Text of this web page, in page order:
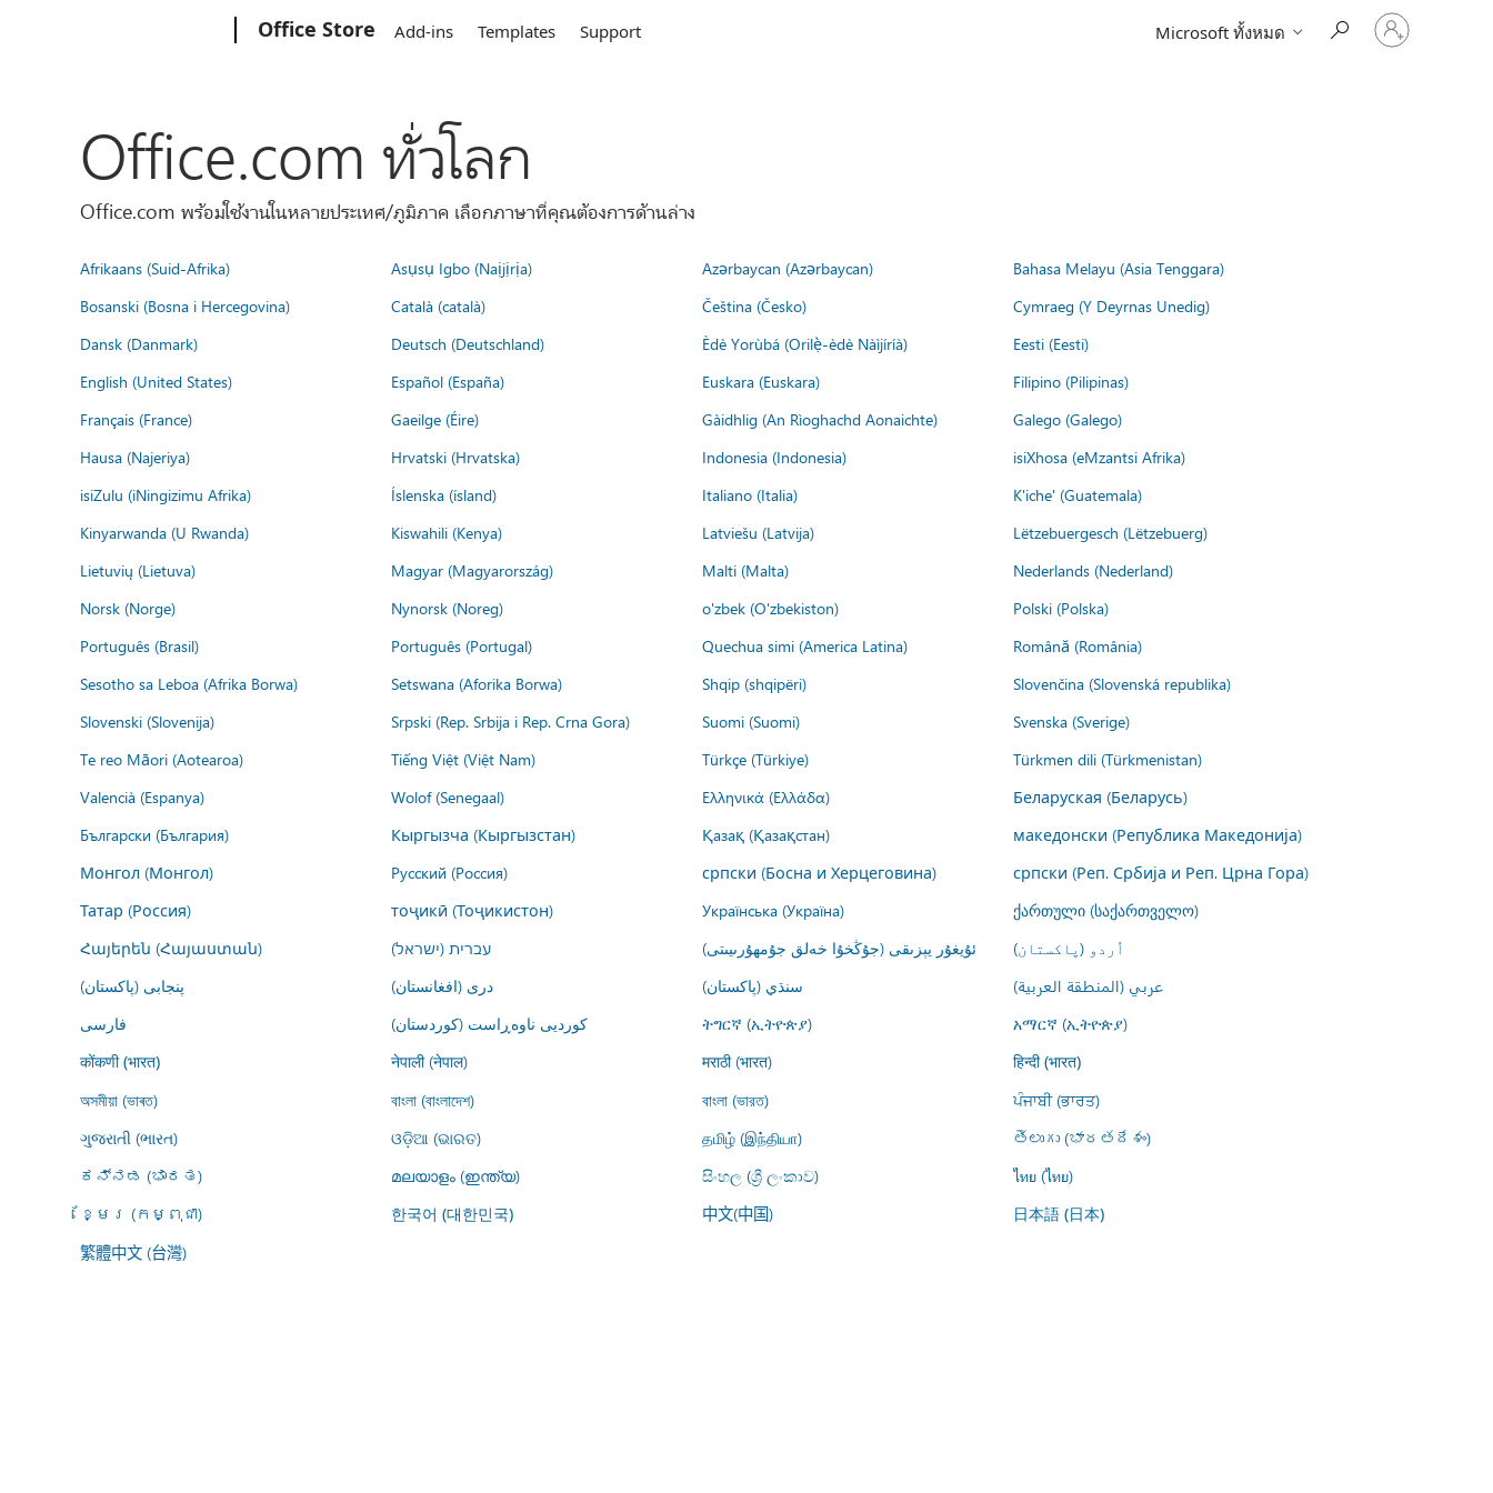
Office Store Add-ins Templates Support Microsoft ทั้งหมด
ลงชื่อ
เข้า
Office.com ทั่วโลก
Office.com พร้อมใช้งานในหลายประเทศ/ภูมิภาค เลือกภาษาที่คุณต้องการด้านล่าง
Afrikaans (Suid-Afrika) Asụsụ Igbo (Naịjịrịa) Azərbaycan (Azərbaycan)
Bahasa Melayu (Asia Tenggara)
Bosanski (Bosna i Hercegovina)
Català (català) Čeština (Česko)
Cymraeg (Y Deyrnas Unedig)
Dansk (Danmark)
Deutsch (Deutschland) Èdè Yorùbá (Orilẹ̀-èdè Nàìjíríà)
Eesti (Eesti)
English (United States)
Español (España) Euskara (Euskara)
Filipino (Pilipinas)
Français (France)
Gaeilge (Éire) Gàidhlig (An Rìoghachd Aonaichte)
Galego (Galego)
Hausa (Najeriya)
Hrvatski (Hrvatska) Indonesia (Indonesia)
isiXhosa (eMzantsi Afrika)
isiZulu (iNingizimu Afrika)
Íslenska (ísland) Italiano (Italia)
K'iche' (Guatemala)
Kinyarwanda (U Rwanda)
Kiswahili (Kenya) Latviešu (Latvija)
Lëtzebuergesch (Lëtzebuerg)
Lietuvių (Lietuva)
Magyar (Magyarország) Malti (Malta)
Nederlands (Nederland)
Norsk (Norge)
Nynorsk (Noreg) o'zbek (O'zbekiston)
Polski (Polska)
Português (Brasil)
Português (Portugal) Quechua simi (America Latina)
Română (România)
Sesotho sa Leboa (Afrika Borwa)
Setswana (Aforika Borwa) Shqip (shqipëri)
Slovenčina (Slovenská republika)
Slovenski (Slovenija)
Srpski (Rep. Srbija i Rep. Crna Gora) Suomi (Suomi)
Svenska (Sverige)
Te reo Māori (Aotearoa)
Tiếng Việt (Việt Nam) Türkçe (Türkiye)
Türkmen dili (Türkmenistan)
Valencià (Espanya)
Wolof (Senegaal) Ελληνικά (Ελλάδα)
Беларуская (Беларусь)
Български (България)
Кыргызча (Кыргызстан) Қазақ (Қазақстан)
македонски (Република Македонија)
Монгол (Монгол)
Русский (Россия) српски (Босна и Херцеговина)
српски (Реп. Србија и Реп. Црна Гора)
Татар (Россия)
тоҷикӣ (Тоҷикистон) Українська (Україна)
ქართული (საქართველო)
Հայերեն (Հայաստան)
עברית (ישראל) ئۇيغۇر يېزىقى (جۇڭخۇا خەلق جۇمھۇرىيىتى)
اُردو (پاکستان)
پنجابی (پاکستان)
درى (افغانستان) سنڌي (پاکستان)
عربي (المنطقة العربية)
فارسى
کوردیی ناوەڕاست (کوردستان) ትግርኛ (ኢትዮጵያ) አማርኛ (ኢትዮጵያ)
कोंकणी (भारत) नेपाली (नेपाल) मराठी (भारत) हिन्दी (भारत)
অসমীয়া (ভাৰত) বাংলা (বাংলাদেশ) বাংলা (ভারত)
ਪੰਜਾਬੀ (ਭਾਰਤ)
ગુજરાતી (ભારત)
ଓଡ଼ିଆ (ଭାରତ) தமிழ் (இந்தியா)
తెలుగు (భారతదేశం)
ಕನ್ನಡ (ಭಾರತ)
മലയാളം (ഇന്ത്യ) සිංහල (ශ්‍රී ලංකාව)
ไทย (ไทย)
ខ្មែរ (កម្ពុជា)
한국어 (대한민국) 中文(中国) 日本語 (日本)
繁體中文 (台灣)